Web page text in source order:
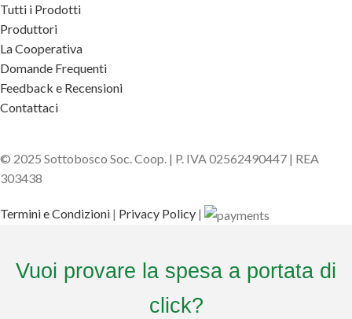
Tutti i Prodotti
Produttori
La Cooperativa
Domande Frequenti
Feedback e Recensioni
Contattaci
© 2025 Sottobosco Soc. Coop. | P. IVA 02562490447 | REA
303438
Termini e Condizioni | Privacy Policy |
Vuoi provare la spesa a portata di
click?